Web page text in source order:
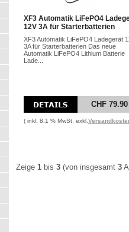
XF3 Automatik LiFePO4
12V 3A für Starterbatterien
XF3 Automatik LiFePO4 Ladegerät
3A für Starterbatterien Das neue
Automatik LiFePO4 Lithium Batterie
Lade...
CHF 79.90
( inkl. 8.1 % MwSt. exkl.
Zeige 1 bis 3 (von insgesamt 3